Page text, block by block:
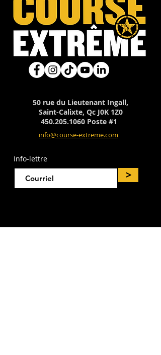
50 rue du Lieutenant Ingall,
Saint-Calixte, Qc J0K 1Z0
450.205.1060 Poste #1
info@course-extreme.com
Info-lettre
>